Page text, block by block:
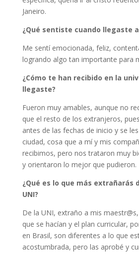
Janeiro.
¿Qué sentiste cuando llegaste
Me sentí emocionada, feliz,
logrando algo tan importante para
¿Cómo te han recibido en la
llegaste?
Fueron muy amables, aunque no
que el resto de los extranjeros,
antes de las fechas de inicio y se
ciudad, cosa que a mí y mis
recibimos, pero nos trataron muy
y orientaron lo mejor que pudieron.
¿Qué es lo que más extrañarás
UNI?
De la UNI, extraño a mis
que se hacían y el plan curricular,
en Brasil, son diferentes a lo que
acostumbrada, pero las aprobé y